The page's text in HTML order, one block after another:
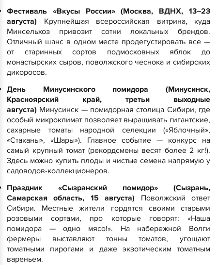
Фестиваль «Вкусы России» (Москва, ВДНХ, 13–23
августа) Крупнейшая всероссийская витрина, куда
Минсельхоз привозит сотни локальных брендов.
Отличный шанс в одном месте продегустировать все —
от старинных сортов подмосковных яблок до
монастырских сыров, поволжского чеснока и сибирских
дикоросов.
День Минусинского помидора (Минусинск,
Красноярский край, третьи выходные
августа) Минусинск — помидорная столица Сибири, где
особый микроклимат позволяет выращивать гигантские,
сахарные томаты народной селекции («Яблочный»,
«Стаканы», «Шары»). Главное событие — конкурс на
самый крупный томат (рекордсмены весят более 2 кг!).
Здесь можно купить плоды и чистые семена напрямую у
садоводов-коллекционеров.
Праздник «Сызранский помидор» (Сызрань,
Самарская область, 15 августа) Поволжский ответ
Сибири. Местные жители гордятся своими старыми
розовыми сортами, про которые говорят: «Наша
помидора — одно мясо!». На набережной Волги
фермеры выставляют тонны томатов, угощают
томатными пирогами и даже экзотическим томатным
вареньем.